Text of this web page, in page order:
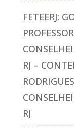
FETEERJ:
RJ –
RJ